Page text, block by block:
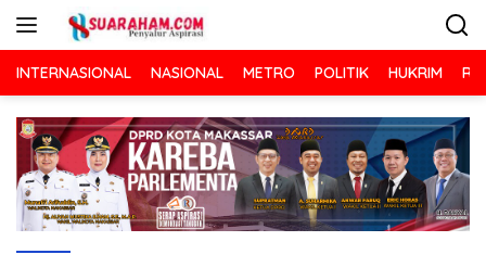
INTERNASIONAL NASIONAL METRO POLITIK HUKRIM